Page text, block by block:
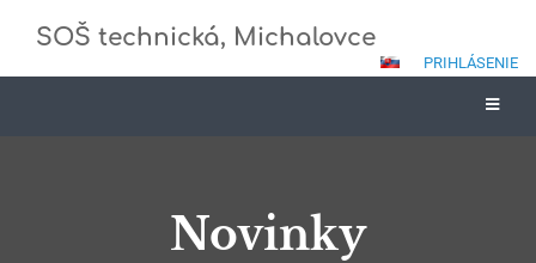
SOŠ technická, Michalovce
PRIHLÁSENIE
Novinky